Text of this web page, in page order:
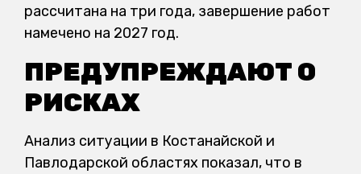
рассчитана на три года, завершение работ
намечено на 2027 год.
ПРЕДУПРЕЖДАЮТ О
РИСКАХ
Анализ ситуации в Костанайской и
Павлодарской областях показал, что в